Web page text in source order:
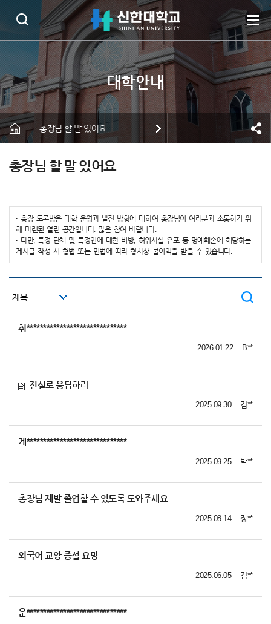
총장님 할 말 있어요
총장님 할 말 있어요
· 총장 토론방은 대학 운영과 발전 방향에 대하여 총장님이 여러분과 소통하기 위
해 마련된 열린 공간입니다. 많은 참여 바랍니다.
· 다만, 특정 단체 및 특정인에 대한 비방, 허위사실 유포 등 명예훼손에 해당하는
게시글 작성 시 형법 또는 민법에 따라 형사상 불이익을 받을 수 있습니다.
취******************************
B**
2026.01.22
진실로 응답하라
김**
2025.09.30
계******************************
박**
2025.09.25
총장님 제발 졸업할 수 있도록 도와주세요
장**
2025.08.14
외국어 교양 증설 요망
김**
2025.06.05
운******************************